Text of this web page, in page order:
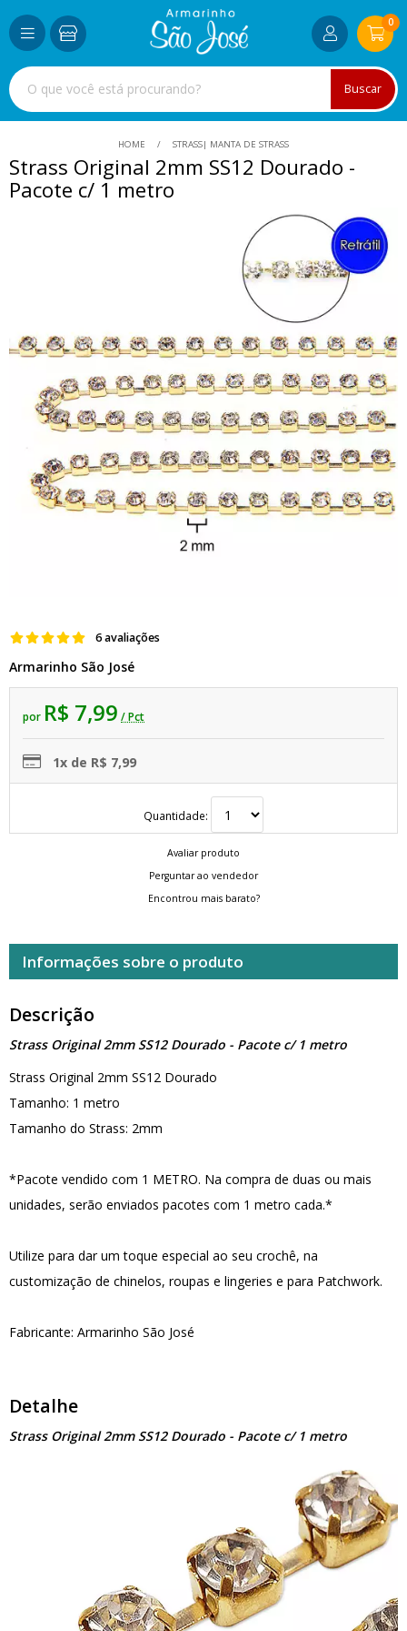
Buscar
0
HOME STRASS| MANTA DE STRASS
Strass Original 2mm SS12 Dourado -
Pacote c/ 1 metro
6 avaliações
Armarinho São José
por R$ 7,99 / Pct
1x de R$ 7,99
Quantidade:
Avaliar produto
Perguntar ao vendedor
Encontrou mais barato?
Informações sobre o produto
Descrição
Strass Original 2mm SS12 Dourado - Pacote c/ 1 metro
Strass Original 2mm SS12 Dourado
Tamanho: 1 metro
Tamanho do Strass: 2mm
*Pacote vendido com 1 METRO. Na compra de duas ou mais
unidades, serão enviados pacotes com 1 metro cada.*
Utilize para dar um toque especial ao seu crochê, na
customização de chinelos, roupas e lingeries e para Patchwork.
Fabricante: Armarinho São José
Detalhe
Strass Original 2mm SS12 Dourado - Pacote c/ 1 metro